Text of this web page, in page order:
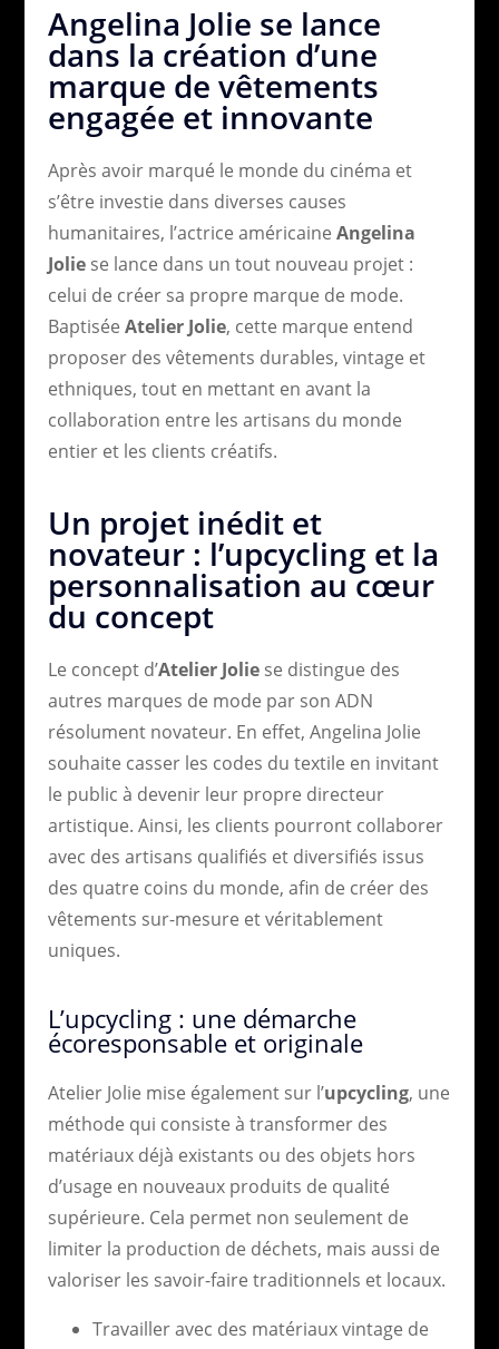
Angelina Jolie se lance
dans la création d’une
marque de vêtements
engagée et innovante
Après avoir marqué le monde du cinéma et
s’être investie dans diverses causes
humanitaires, l’actrice américaine Angelina
Joliese lance dans un tout nouveau projet :
celui de créer sa propre marque de mode.
Baptisée Atelier Jolie, cette marque entend
proposer des vêtements durables, vintage et
ethniques, tout en mettant en avant la
collaboration entre les artisans du monde
entier et les clients créatifs.
Un projet inédit et
novateur : l’upcycling et la
personnalisation au cœur
du concept
Le concept d’Atelier Joliese distingue des
autres marques de mode par son ADN
résolument novateur. En effet, Angelina Jolie
souhaite casser les codes du textile en invitant
le public à devenir leur propre directeur
artistique. Ainsi, les clients pourront collaborer
avec des artisans qualifiés et diversifiés issus
des quatre coins du monde, afin de créer des
vêtements sur-mesure et véritablement
uniques.
L’upcycling : une démarche
écoresponsable et originale
Atelier Jolie mise également sur l’upcycling, une
méthode qui consiste à transformer des
matériaux déjà existants ou des objets hors
d’usage en nouveaux produits de qualité
supérieure. Cela permet non seulement de
limiter la production de déchets, mais aussi de
valoriser les savoir-faire traditionnels et locaux.
Travailler avec des matériaux vintage de